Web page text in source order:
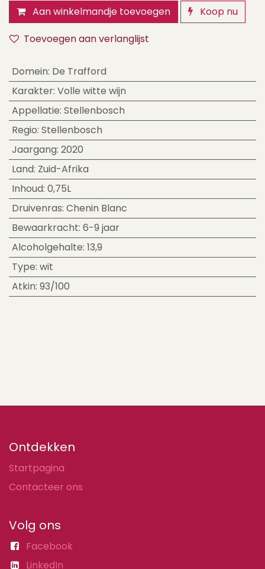
Aan winkelmandje toevoegen
Koop nu
Toevoegen aan verlanglijst
Domein: De Trafford
Karakter: Volle witte wijn
Appellatie: Stellenbosch
Regio: Stellenbosch
Jaargang: 2020
Land: Zuid-Afrika
Inhoud: 0,75L
Druivenras: Chenin Blanc
Bewaarkracht: 6-9 jaar
Alcoholgehalte: 13,9
Type: wit
Atkin: 93/100
Ontdekken
Startpagina
Contacteer ons
Volg ons
Facebook
LinkedIn